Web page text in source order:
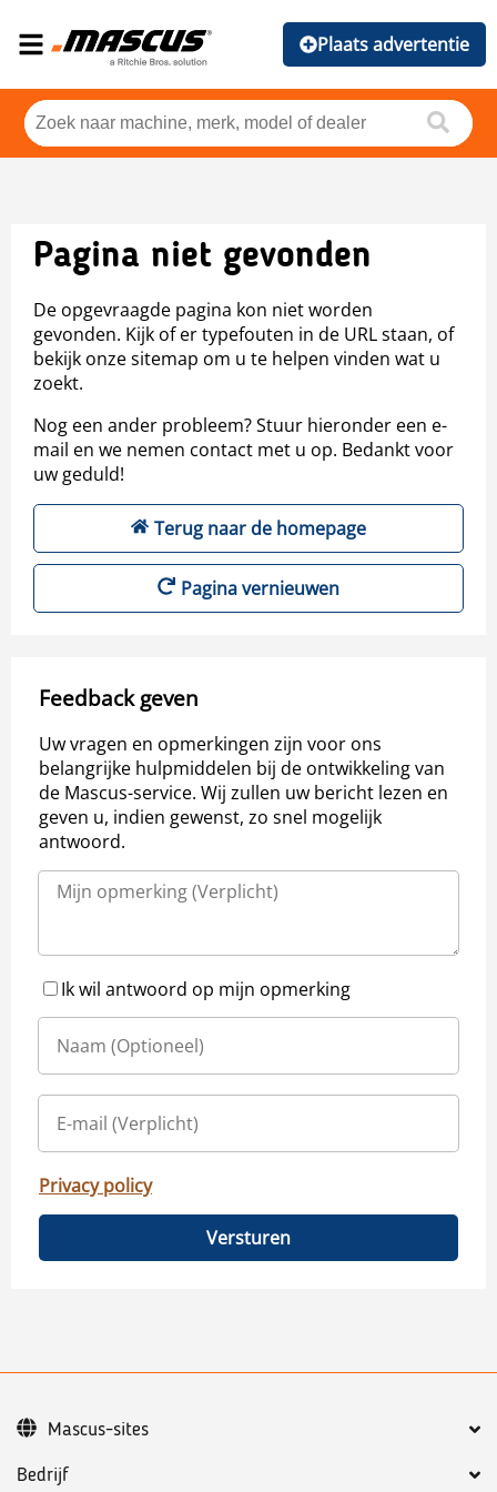
Plaats advertentie
Pagina niet gevonden
De opgevraagde pagina kon niet worden
gevonden. Kijk of er typefouten in de URL staan, of
bekijk onze sitemap om u te helpen vinden wat u
zoekt.
Nog een ander probleem? Stuur hieronder een e-
mail en we nemen contact met u op. Bedankt voor
uw geduld!
Terug naar de homepage
Pagina vernieuwen
Feedback geven
Uw vragen en opmerkingen zijn voor ons
belangrijke hulpmiddelen bij de ontwikkeling van
de Mascus-service. Wij zullen uw bericht lezen en
geven u, indien gewenst, zo snel mogelijk
antwoord.
Ik wil antwoord op mijn opmerking
Privacy policy
Versturen
Bedrijf
Mascus-sites